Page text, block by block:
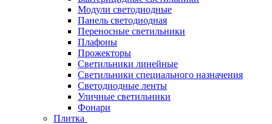
Модули светодиодные
Панель светодиодная
Переносные светильники
Плафоны
Прожекторы
Светильники линейные
Светильники специального назначения
Светодиодные ленты
Уличные светильники
Фонари
Плитка